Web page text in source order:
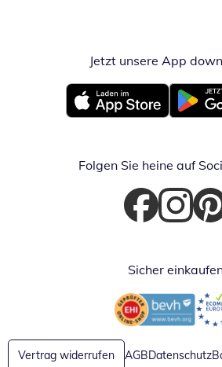
Jetzt unsere App
Öffnet in neuem Fenster
Öffnet in
Folgen Sie heine auf
Öffnet in neuem
Öffnet in
Sicher
Öffnet in neuem
Vertrag widerrufen AGBDatenschutz